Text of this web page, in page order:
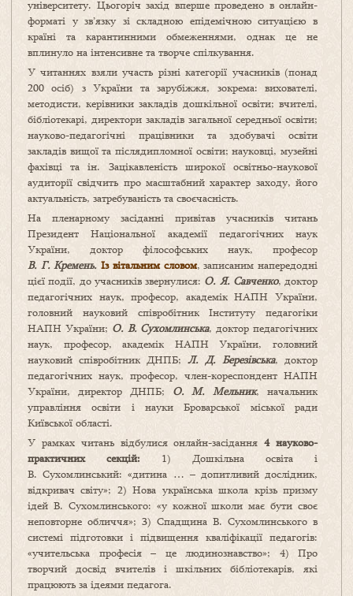
університету. Цьогоріч захід вперше проведено в онлайн-
форматі у зв’язку зі складною епідемічною ситуацією в
країні та карантинними обмеженнями, однак це не
вплинуло на інтенсивне та творче спілкування.
У читаннях взяли участь різні категорії учасників (понад
200 осіб) з України та зарубіжжя, зокрема: вихователі,
методисти, керівники закладів дошкільної освіти; вчителі,
бібліотекарі, директори закладів загальної середньої оcвіти;
науково-педагогічні працівники та здобувачі освіти
закладів вищої та післядипломної освіти; науковці, музейні
фахівці та ін. Зацікавленість широкої освітньо-наукової
аудиторії свідчить про масштабний характер заходу, його
актуальність, затребуваність та своєчасність.
На пленарному засіданні привітав учасників читань
Президент Національної академії педагогічних наук
України, доктор філософських наук, професор
В. Г. Кремень. Із вітальним словом, записаним напередодні
цієї події, до учасників звернулися: О. Я. Савченко, доктор
педагогічних наук, професор, академік НАПН України,
головний науковий співробітник Інституту педагогіки
НАПН України; О. В. Сухомлинська, доктор педагогічних
наук, професор, академік НАПН України, головний
науковий співробітник ДНПБ; Л. Д. Березівська, доктор
педагогічних наук, професор, член-кореспондент НАПН
України, директор ДНПБ; О. М. Мельник, начальник
управління освіти і науки Броварської міської ради
Київської області.
У рамках читань відбулися онлайн-засідання4 науково-
практичних секцій: 1) Дошкільна освіта і
В. Сухомлинський: «дитина … – допитливий дослідник,
відкривач світу»; 2) Нова українська школа крізь призму
ідей В. Сухомлинського: «у кожної школи має бути своє
неповторне обличчя»; 3) Спадщина В. Сухомлинського в
системі підготовки і підвищення кваліфікації педагогів:
«учительська професія – це людинознавство»; 4) Про
творчий досвід вчителів і шкільних бібліотекарів, які
працюють за ідеями педагога.